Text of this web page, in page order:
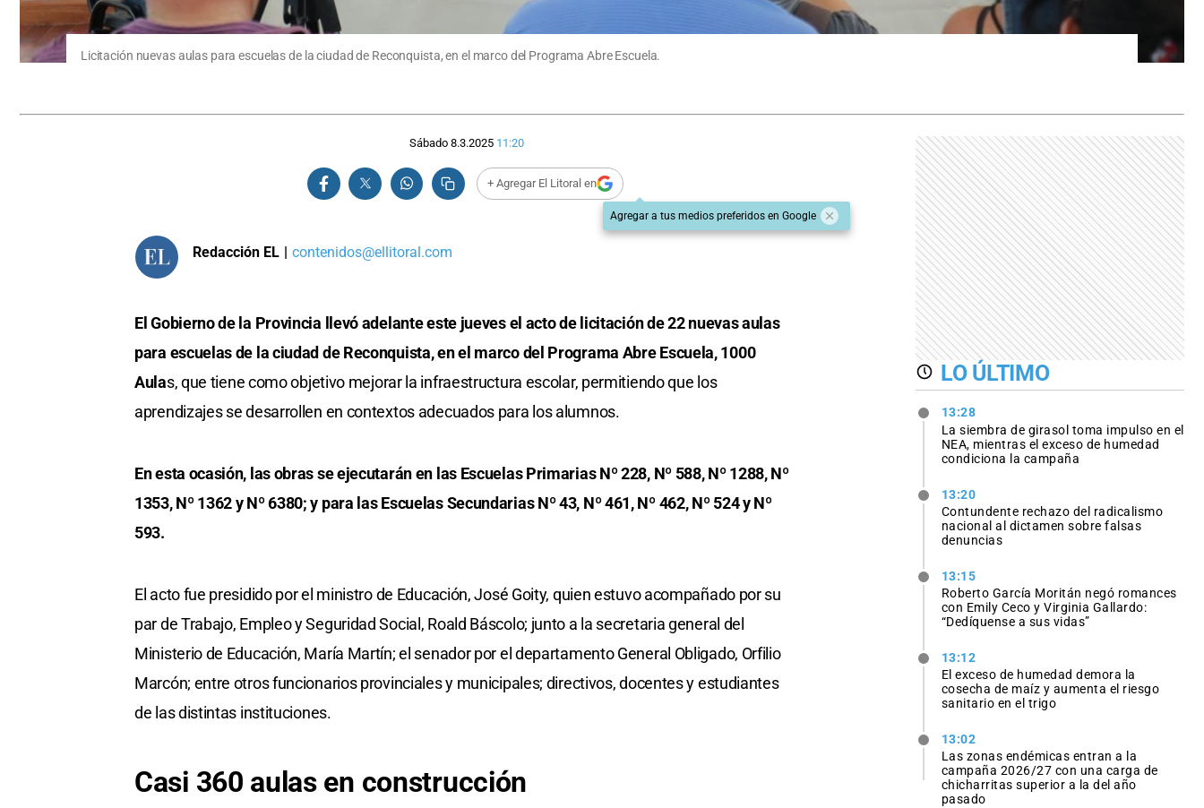
Licitación nuevas aulas para escuelas de la ciudad de Reconquista, en el marco del Programa Abre Escuela.
Sábado 8.3.2025 11:20
+ Agregar El Litoral en
Agregar a tus medios preferidos en Google
Redacción EL | contenidos@ellitoral.com
El Gobierno de la Provincia llevó adelante este jueves el acto de licitación de 22 nuevas aulas
para escuelas de la ciudad de Reconquista, en el marco del Programa Abre Escuela, 1000
Aulas, que tiene como objetivo mejorar la infraestructura escolar, permitiendo que los
aprendizajes se desarrollen en contextos adecuados para los alumnos.
En esta ocasión, las obras se ejecutarán en las Escuelas Primarias Nº 228, Nº 588, Nº 1288, Nº
1353, Nº 1362 y Nº 6380; y para las Escuelas Secundarias Nº 43, Nº 461, Nº 462, Nº 524 y Nº
593.
El acto fue presidido por el ministro de Educación, José Goity, quien estuvo acompañado por su
par de Trabajo, Empleo y Seguridad Social, Roald Báscolo; junto a la secretaria general del
Ministerio de Educación, María Martín; el senador por el departamento General Obligado, Orfilio
Marcón; entre otros funcionarios provinciales y municipales; directivos, docentes y estudiantes
de las distintas instituciones.
Casi 360 aulas en construcción
LO ÚLTIMO
13:28
La siembra de girasol toma impulso en el
NEA, mientras el exceso de humedad
condiciona la campaña
13:20
Contundente rechazo del radicalismo
nacional al dictamen sobre falsas
denuncias
13:15
Roberto García Moritán negó romances
con Emily Ceco y Virginia Gallardo:
“Dedíquense a sus vidas”
13:12
El exceso de humedad demora la
cosecha de maíz y aumenta el riesgo
sanitario en el trigo
13:02
Las zonas endémicas entran a la
campaña 2026/27 con una carga de
chicharritas superior a la del año
pasado